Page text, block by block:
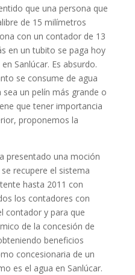
que una persona que
de 15 milímetros
con un contador de 13
en un tubito se paga hoy
Sanlúcar. Es absurdo.
se consume de agua
un pelín más grande o
que tener importancia
proponemos la
presentado una moción
recupere el sistema
hasta 2011 con
los contadores con
contador y para que
de la concesión de
beneficios
concesionaria de un
es el agua en Sanlúcar.